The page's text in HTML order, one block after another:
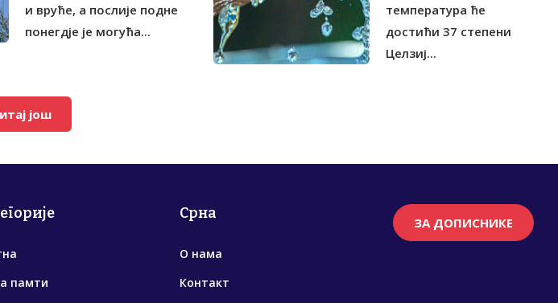
и вруће, а послије подне
понегдје је могућа...
температура ће
достићи 37 степени
Целзиј...
још
памти
Срна
О нама
Контакт
ЗА ДОПИСНИКЕ